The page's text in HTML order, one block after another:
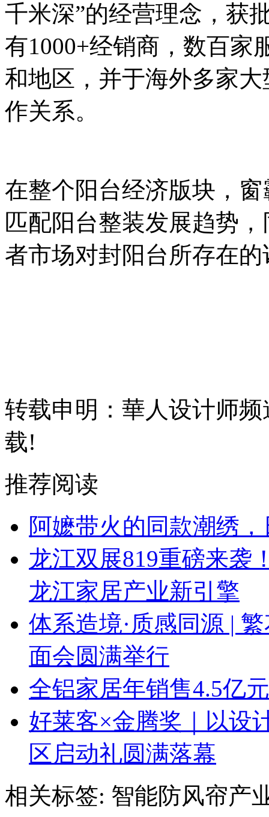
千米深”的经营理念，获
有1000+经销商，数百家
和地区，并于海外多家
作关系。
在整个阳台经济版块，
匹配阳台整装发展趋势
者市场对封阳台所存在
转载申明：華人设计师
载!
推荐阅读
阿嬷带火的同款潮绣
龙江双展819重磅来袭
龙江家居产业新引擎
体系造境·质感同源 |
面会圆满举行
全铝家居年销售4.5亿
好莱客×金腾奖｜以设
区启动礼圆满落幕
相关标签: 智能防风帘产